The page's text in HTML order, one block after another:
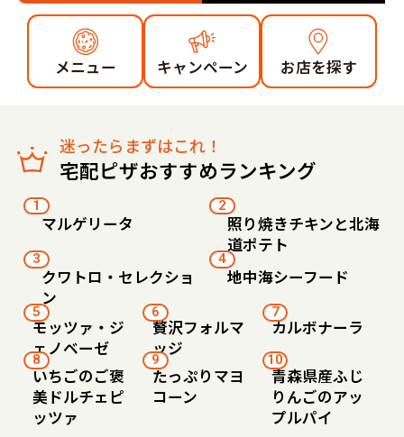
メニュー キャンペーン お店を探す
迷ったらまずはこれ！
宅配ピザおすすめランキング
1
マルゲリータ
2
照り焼きチキンと北海
道ポテト
3
クワトロ・セレクショ
ン
4
地中海シーフード
5
モッツァ・ジ
ェノベーゼ
6
贅沢フォルマ
ッジ
7
カルボナーラ
8
いちごのご褒
美ドルチェピ
ッツァ
9
たっぷりマヨ
コーン
10
青森県産ふじ
りんごのアッ
プルパイ